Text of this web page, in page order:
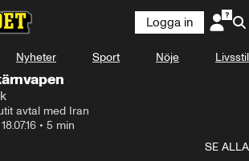
Logga in
Nyheter Sport Nöje Livsstil
avtal med Iran
18.07.16 • 5 min
SE ALLA